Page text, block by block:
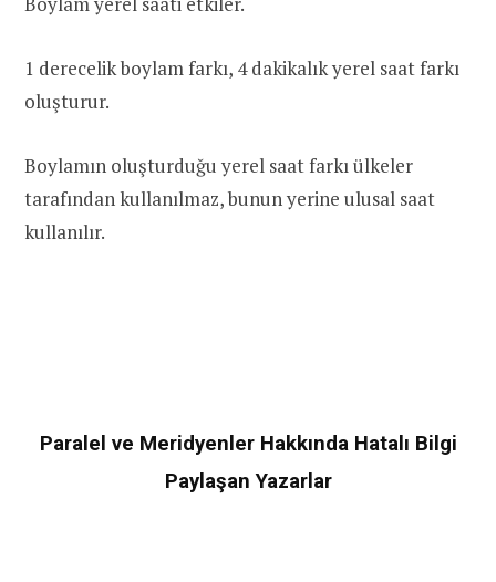
1 derecelik boylam farkı, 4 dakikalık yerel saat farkı
oluşturur.
Boylamın oluşturduğu yerel saat farkı ülkeler
tarafından kullanılmaz, bunun yerine ulusal saat
kullanılır.
Paralel ve Meridyenler Hakkında Hatalı Bilgi
Paylaşan Yazarlar